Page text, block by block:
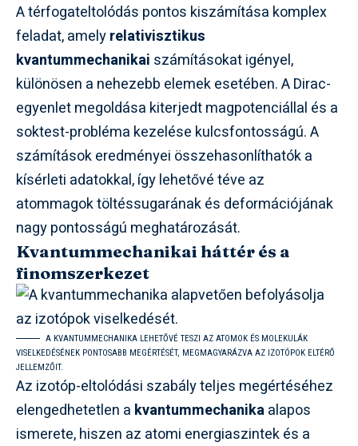
A térfogateltolódás pontos kiszámítása komplex
feladat, amelyrelativisztikus
kvantummechanikai számításokat igényel,
különösen a nehezebb elemek esetében. A Dirac-
egyenlet megoldása kiterjedt magpotenciállal és a
soktest-probléma kezelése kulcsfontosságú. A
számítások eredményei összehasonlíthatók a
kísérleti adatokkal, így lehetővé téve az
atommagok töltéssugarának és deformációjának
nagy pontosságú meghatározását.
Kvantummechanikai háttér és a
finomszerkezet
A KVANTUMMECHANIKA LEHETŐVÉ TESZI AZ ATOMOK ÉS MOLEKULÁK
VISELKEDÉSÉNEK PONTOSABB MEGÉRTÉSÉT, MEGMAGYARÁZVA AZ IZOTÓPOK ELTÉRŐ
JELLEMZŐIT.
Az izotóp-eltolódási szabály teljes megértéséhez
elengedhetetlen a kvantummechanikaalapos
ismerete, hiszen az atomi energiaszintek és a